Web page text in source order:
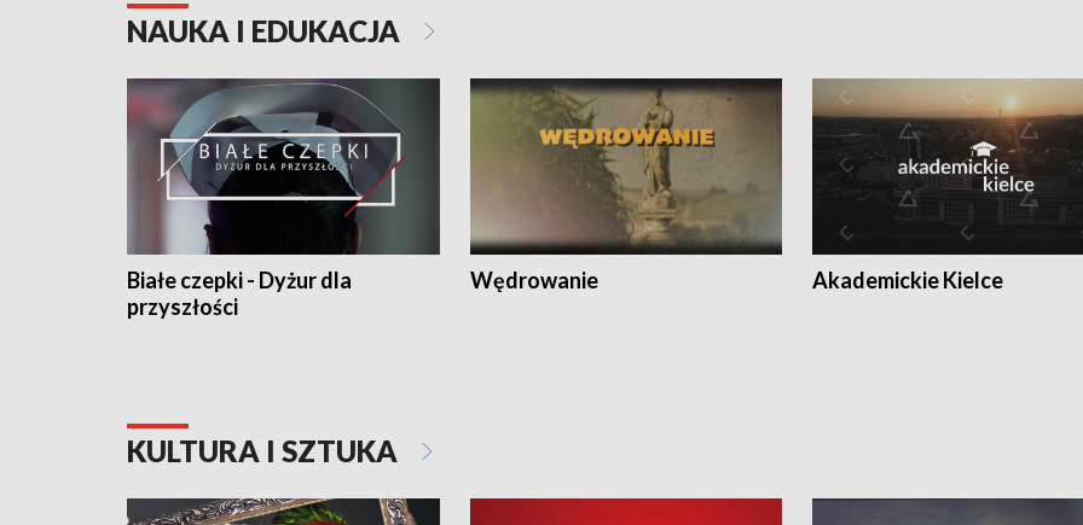
NAUKA I EDUKACJA
Białe czepki - Dyżur dla
przyszłości
Wędrowanie Akademickie Kielce
KULTURA I SZTUKA